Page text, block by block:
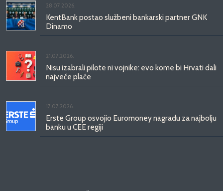
28.07.2026.
KentBank postao službeni bankarski partner GNK
Dinamo
21.07.2026.
Nisu izabrali pilote ni vojnike: evo kome bi Hrvati dali
najveće plaće
17.07.2026.
Erste Group osvojio Euromoney nagradu za najbolju
banku u CEE regiji